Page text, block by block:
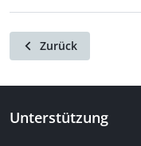
Zurück
Unterstützung